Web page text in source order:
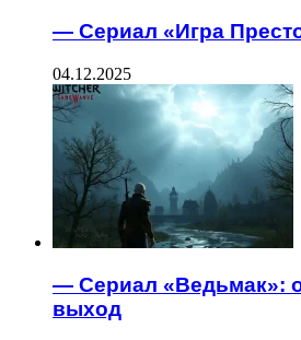
— Сериал «Игра
04.12.2025
— Сериал «Ведьмак»:
выход